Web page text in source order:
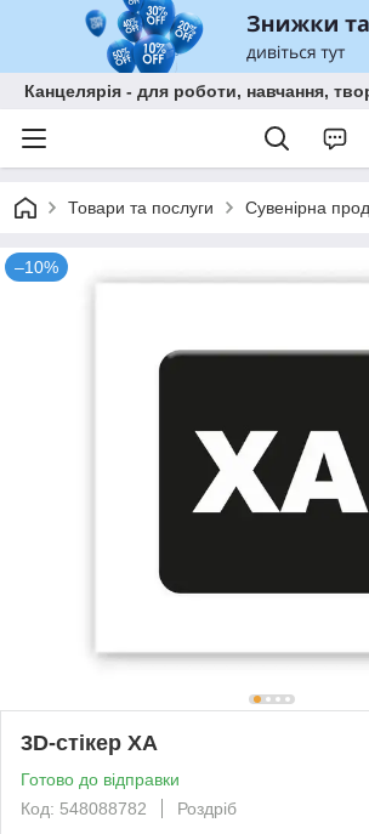
Канцелярія - для роботи, навчання,
Товари та послуги Сувенірна
–10%
3D-стікер ХА
Готово до відправки
Код: 548088782
Роздріб